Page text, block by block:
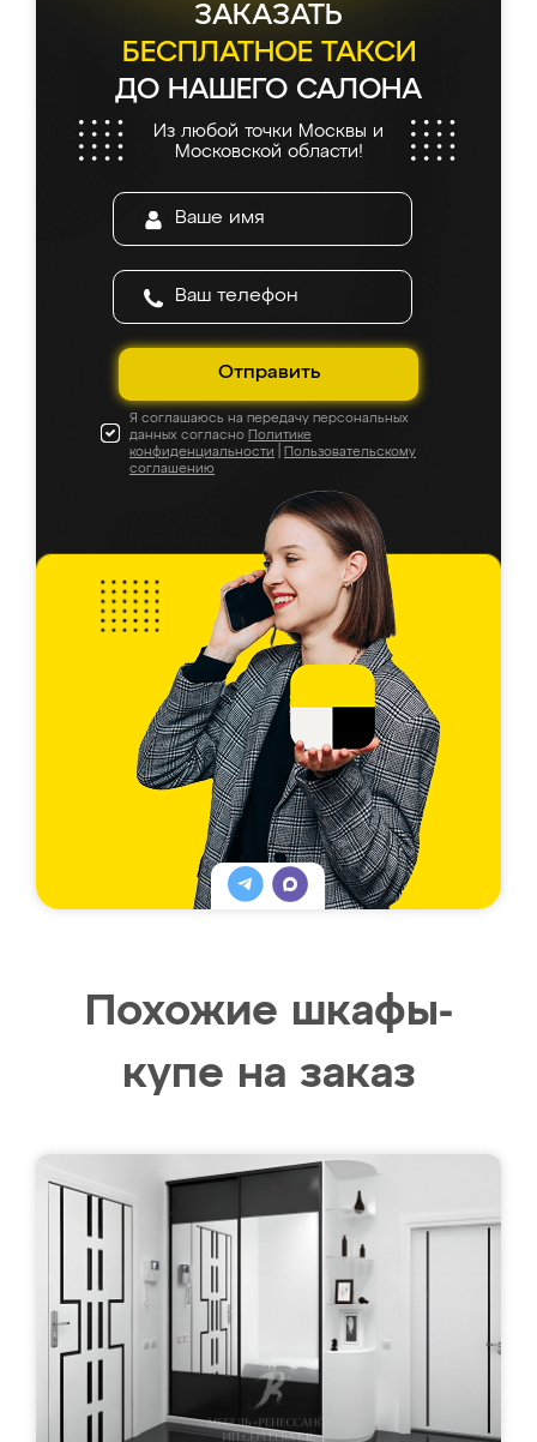
ЗАКАЗАТЬ
БЕСПЛАТНОЕ ТАКСИ
ДО НАШЕГО САЛОНА
Из любой точки Москвы и
Московской области!
Отправить
Я соглашаюсь на передачу персональных
данных согласно Политике
конфиденциальности
Пользовательскому
соглашению
Похожие шкафы-
купе на заказ